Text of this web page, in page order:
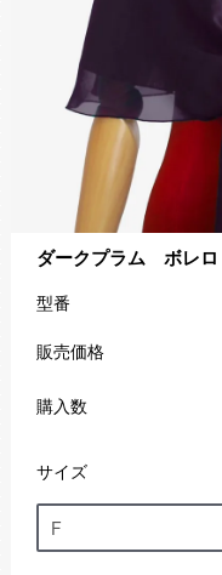
ダークプラム ボレロ
型番
販売価格
購入数
サイズ